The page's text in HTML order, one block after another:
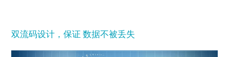
双流码设计，保证 数据不被丢失